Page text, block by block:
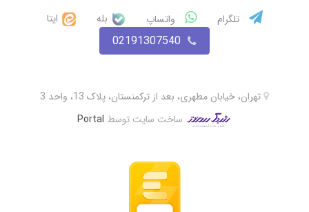
تلگرام واتساپ بله ایتا
02191307540
ساخت سایت توسط Portal
تهران، خیابان مطهری، بعد از ترکمنستان، پلاک 13، واحد 3